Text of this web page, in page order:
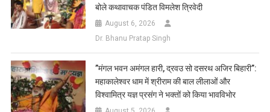
बोले कथावाचक पंडित विमलेश त्रिवेदी
August 6, 2026
Dr. Bhanu Pratap Singh
​”मंगल भवन अमंगल हारी, द्रवउ सो दसरथ अजिर बिहारी”:
महाकालेश्वर धाम में श्रीराम की बाल लीलाओं और
विश्वामित्र यज्ञ प्रसंग ने भक्तों को किया भावविभोर